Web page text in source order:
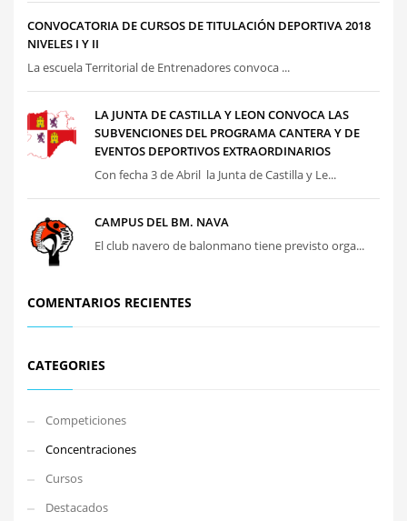
CONVOCATORIA DE CURSOS DE TITULACIÓN DEPORTIVA 2018
NIVELES I Y II
La escuela Territorial de Entrenadores convoca ...
LA JUNTA DE CASTILLA Y LEON CONVOCA LAS
SUBVENCIONES DEL PROGRAMA CANTERA Y DE
EVENTOS DEPORTIVOS EXTRAORDINARIOS
Con fecha 3 de Abril la Junta de Castilla y Le...
CAMPUS DEL BM. NAVA
El club navero de balonmano tiene previsto orga...
COMENTARIOS RECIENTES
CATEGORIES
Competiciones
Concentraciones
Cursos
Destacados